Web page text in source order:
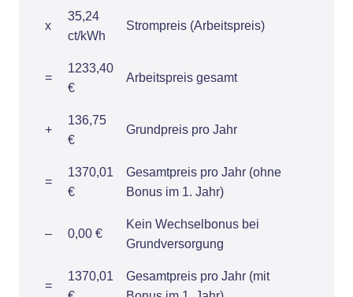
x
35,24
ct/kWh
Strompreis (Arbeitspreis)
=
1233,40
€
Arbeitspreis gesamt
+
136,75
€
Grundpreis pro Jahr
=
1370,01
€
Gesamtpreis pro Jahr (ohne
Bonus im 1. Jahr)
– 0,00 €
Kein Wechselbonus bei
Grundversorgung
=
1370,01
Gesamtpreis pro Jahr (mit